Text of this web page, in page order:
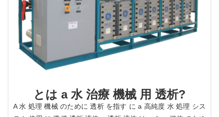
とは a 水 治療 機械 用 透析?
A 水 処理 機械 のために 透析 を指す に a 高純度 水 処理 シス